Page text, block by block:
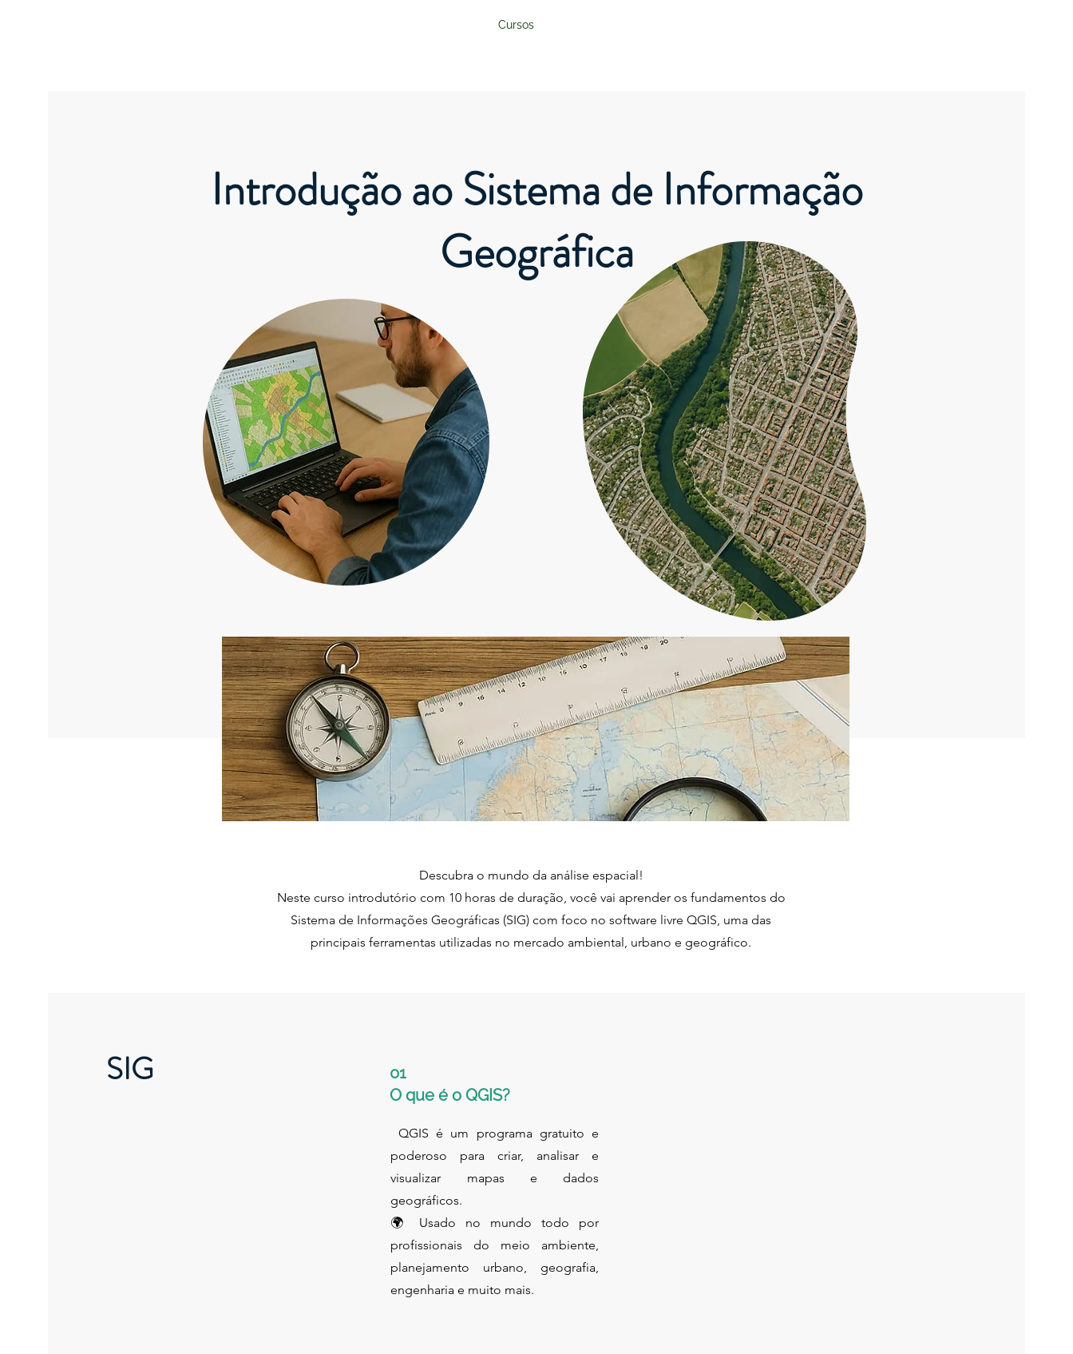
Cursos
Introdução ao Sistema de Informação
Geográfica
Descubra o mundo da análise espacial!
Neste curso introdutório com 10 horas de duração, você vai aprender os fundamentos do
Sistema de Informações Geográficas (SIG) com foco no software livre QGIS, uma das
principais ferramentas utilizadas no mercado ambiental, urbano e geográfico.
SIG
01
O que é o QGIS?
QGIS é um programa gratuito e
poderoso para criar, analisar e
visualizar mapas e dados
geográficos.
🌍 Usado no mundo todo por
profissionais do meio ambiente,
planejamento urbano, geografia,
engenharia e muito mais.